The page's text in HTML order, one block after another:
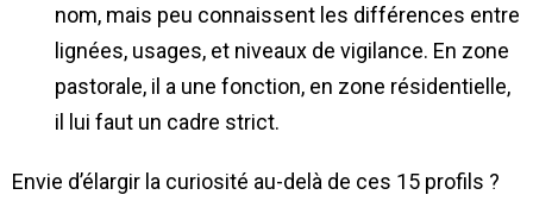
nom, mais peu connaissent les différences entre
lignées, usages, et niveaux de vigilance. En zone
pastorale, il a une fonction, en zone résidentielle,
il lui faut un cadre strict.
Envie d’élargir la curiosité au-delà de ces 15 profils ?